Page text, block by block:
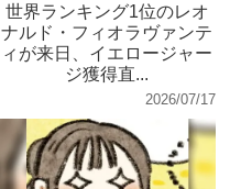
世界ランキング1位のレオ
ナルド・フィオラヴァンテ
ィが来日、イエロージャー
ジ獲得直...
2026/07/17